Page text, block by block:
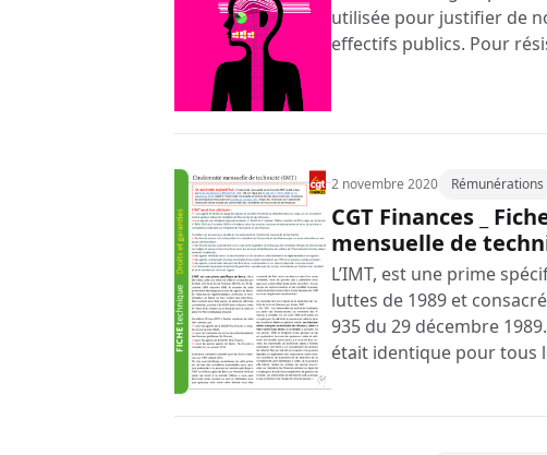
utilisée pour justifier de
effectifs publics. Pour
2 novembre 2020 Rémunérations
CGT Finances _
mensuelle de
L’IMT, est une prime
luttes de 1989 et
935 du 29 décembre
était identique pour tous